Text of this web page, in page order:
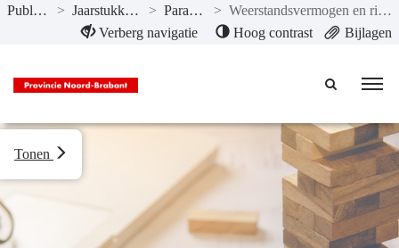
Naar hoofdinhoud
Publicaties > Jaarstukken 2021 > Paragrafen >
Weerstandsvermogen en risicobeheersing
Verberg navigatie
Hoog contrast Bijlagen
Tonen